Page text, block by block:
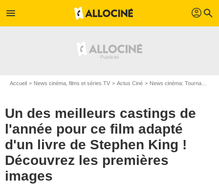
menu profil search
Accueil News cinéma, films et séries TV Actus Ciné News cinéma: Tournages
Un des meilleurs castings de
l'année pour ce film adapté
d'un livre de Stephen King !
Découvrez les premières
images